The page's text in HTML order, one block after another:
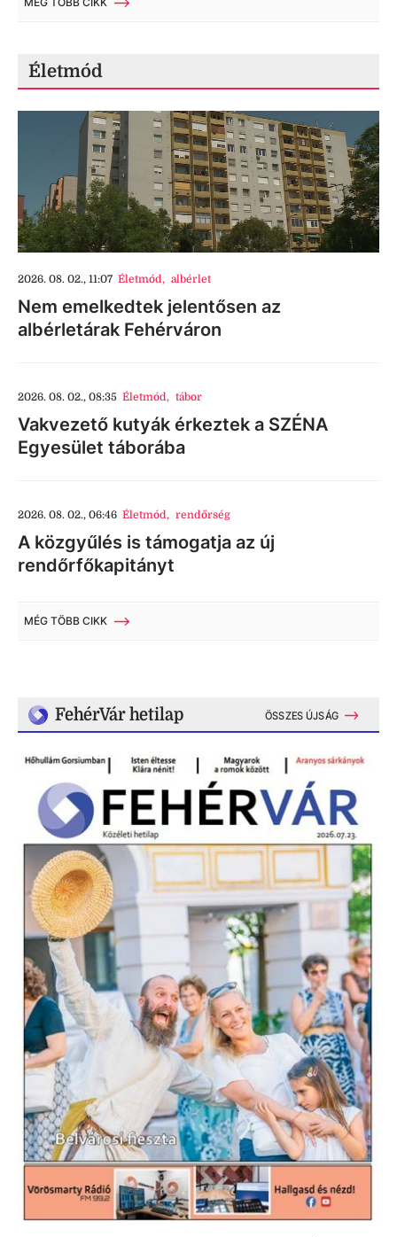
Életmód
2026. 08. 02., 11:07 Életmód, albérlet
Nem emelkedtek jelentősen az
albérletárak Fehérváron
2026. 08. 02., 08:35 Életmód, tábor
Vakvezető kutyák érkeztek a SZÉNA
Egyesület táborába
2026. 08. 02., 06:46 Életmód, rendőrség
A közgyűlés is támogatja az új
rendőrfőkapitányt
MÉG TÖBB CIKK
FehérVár hetilap ÖSSZES ÚJSÁG